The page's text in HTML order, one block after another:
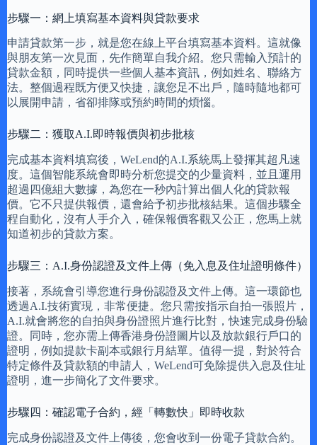
步驟一：網上填寫基本資料與貸款要求
申請貸款第一步，就是您在線上平台填寫基本資料。這就像
與朋友第一次見面，先作簡單自我介紹。您只需輸入預計的
貸款金額，同時提供一些個人基本資訊，例如姓名、聯絡方
法。整個過程既方便又快捷，讓您足不出戶，隨時隨地都可
以展開申請，省卻排隊或預約時間的煩惱。
步驟二：獲取A.I.即時報價與初步批核
完成基本資料填寫後，WeLend的A.I.系統馬上發揮其超凡速
度。這個智能系統會即時分析您提交的少量資料，並且運用
超過四億組大數據，為您在一秒內計算出個人化的貸款報
價。它不只提供報價，還會給予初步批核結果。這個步驟全
程自動化，沒有人手介入，確保報價客觀又公正，您馬上就
知道初步的貸款方案。
步驟三：A.I.身份認證及文件上傳（免入息及住址證明條件）
接著，系統會引導您進行身份認證及文件上傳。這一環節也
透過A.I.技術實現，非常便捷。您只需按指示自拍一張照片，
A.I.就會將您的自拍與身份證照片進行比對，快速完成身份驗
證。同時，您亦需上傳香港身份證圖片以及放款銀行戶口的
證明，例如提款卡副本或銀行月結單。值得一提，對於符合
特定條件及貸款額的申請人，WeLend可免除提供入息及住址
證明，進一步簡化了文件要求。
步驟四：確認電子合約，經「轉數快」即時收款
完成身份認證及文件上傳後，您會收到一份電子貸款合約。